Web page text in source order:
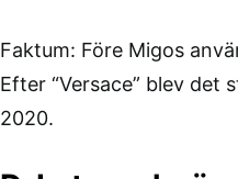
Faktum: Före Migos
Efter “Versace” blev det
2020.